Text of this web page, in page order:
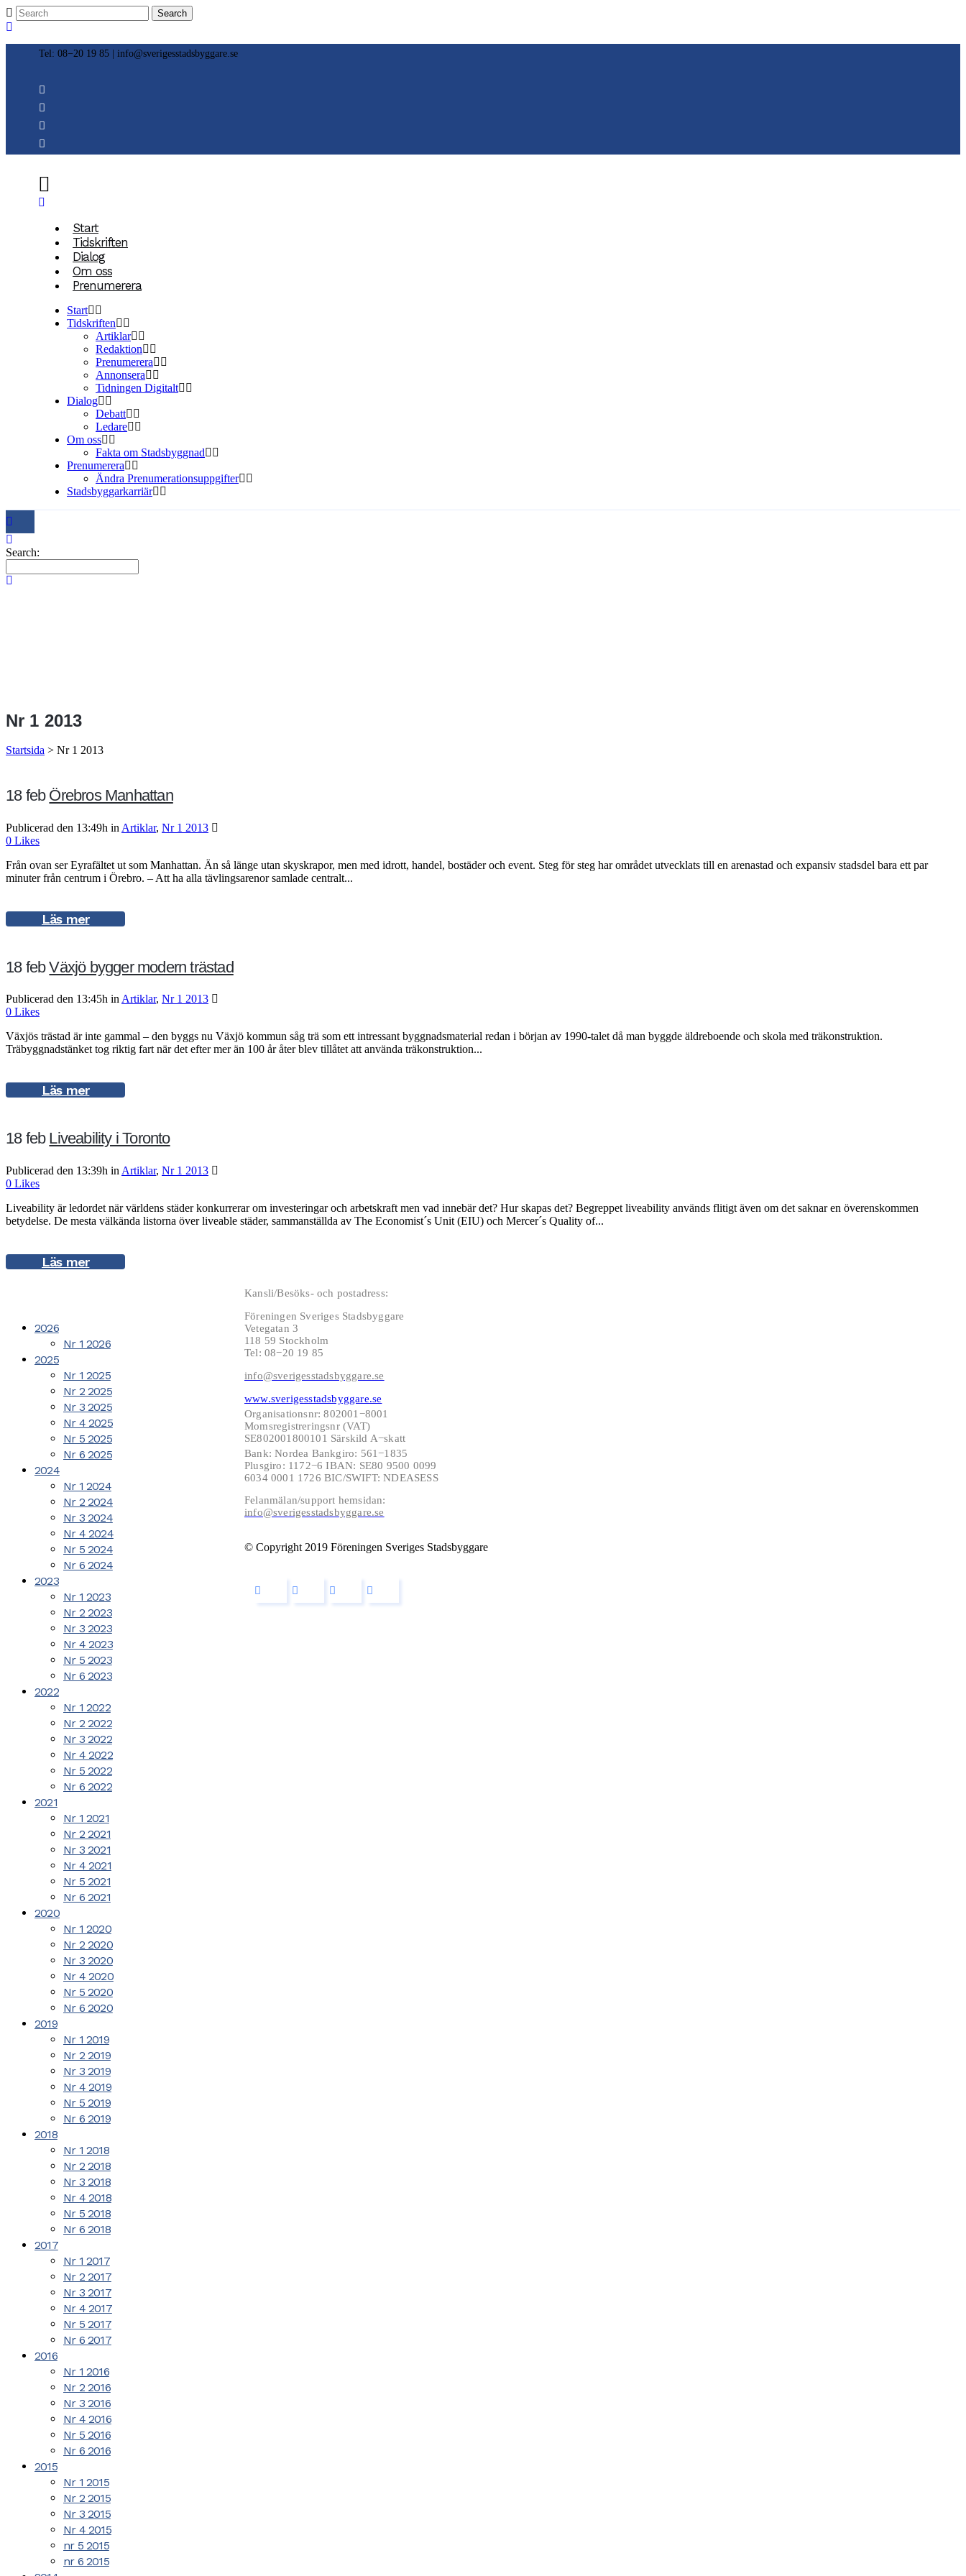
Tel: 08−20 19 85 | info@sverigesstadsbyggare.se
Start
Tidskriften
Dialog
Om oss
Prenumerera
Start
Tidskriften
Artiklar
Redaktion
Prenumerera
Annonsera
Tidningen Digitalt
Dialog
Debatt
Ledare
Om oss
Fakta om Stadsbyggnad
Prenumerera
Ändra Prenumerationsuppgifter
Stadsbyggarkarriär
Search:
Nr 1 2013
Startsida > Nr 1 2013
18 feb Örebros Manhattan
Publicerad den 13:49h in Artiklar, Nr 1 2013
0 Likes
Från ovan ser Eyrafältet ut som Manhattan. Än så länge utan skyskrapor, men med idrott, handel, bostäder och event. Steg för steg har området utvecklats till en arenastad och expansiv stadsdel bara ett par
minuter från centrum i Örebro. – Att ha alla tävlingsarenor samlade centralt...
Läs mer
18 feb Växjö bygger modern trästad
Publicerad den 13:45h in Artiklar, Nr 1 2013
0 Likes
Växjös trästad är inte gammal – den byggs nu Växjö kommun såg trä som ett intressant byggnadsmaterial redan i början av 1990-talet då man byggde äldreboende och skola med träkonstruktion.
Träbyggnadstänket tog riktig fart när det efter mer än 100 år åter blev tillåtet att använda träkonstruktion...
Läs mer
18 feb Liveability i Toronto
Publicerad den 13:39h in Artiklar, Nr 1 2013
0 Likes
Liveability är ledordet när världens städer konkurrerar om investeringar och arbetskraft men vad innebär det? Hur skapas det? Begreppet liveability används flitigt även om det saknar en överenskommen
betydelse. De mesta välkända listorna över liveable städer, sammanställda av The Economist´s Unit (EIU) och Mercer´s Quality of...
Läs mer
2026
Nr 1 2026
2025
Nr 1 2025
Nr 2 2025
Nr 3 2025
Nr 4 2025
Nr 5 2025
Nr 6 2025
2024
Nr 1 2024
Nr 2 2024
Nr 3 2024
Nr 4 2024
Nr 5 2024
Nr 6 2024
2023
Nr 1 2023
Nr 2 2023
Nr 3 2023
Nr 4 2023
Nr 5 2023
Nr 6 2023
2022
Nr 1 2022
Nr 2 2022
Nr 3 2022
Nr 4 2022
Nr 5 2022
Nr 6 2022
2021
Nr 1 2021
Nr 2 2021
Nr 3 2021
Nr 4 2021
Nr 5 2021
Nr 6 2021
2020
Nr 1 2020
Nr 2 2020
Nr 3 2020
Nr 4 2020
Nr 5 2020
Nr 6 2020
2019
Nr 1 2019
Nr 2 2019
Nr 3 2019
Nr 4 2019
Nr 5 2019
Nr 6 2019
2018
Nr 1 2018
Nr 2 2018
Nr 3 2018
Nr 4 2018
Nr 5 2018
Nr 6 2018
2017
Nr 1 2017
Nr 2 2017
Nr 3 2017
Nr 4 2017
Nr 5 2017
Nr 6 2017
2016
Nr 1 2016
Nr 2 2016
Nr 3 2016
Nr 4 2016
Nr 5 2016
Nr 6 2016
2015
Nr 1 2015
Nr 2 2015
Nr 3 2015
Nr 4 2015
nr 5 2015
nr 6 2015
Kansli/Besöks- och postadress:
Föreningen Sveriges Stadsbyggare
Vetegatan 3
118 59 Stockholm
Tel: 08−20 19 85
info@sverigesstadsbyggare.se
www.sverigesstadsbyggare.se
Organisationsnr: 802001−8001
Momsregistreringsnr (VAT)
SE802001800101 Särskild A−skatt
Bank: Nordea Bankgiro: 561−1835
Plusgiro: 1172−6 IBAN: SE80 9500 0099
6034 0001 1726 BIC/SWIFT: NDEASESS
Felanmälan/support hemsidan:
info@sverigesstadsbyggare.se
© Copyright 2019 Föreningen Sveriges Stadsbyggare